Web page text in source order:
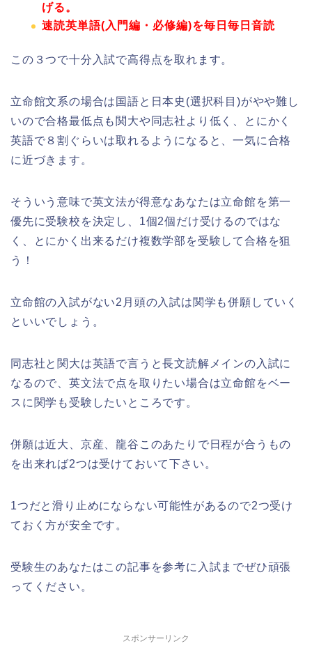
げる。
速読英単語(入門編・必修編)を毎日毎日音読
この３つで十分入試で高得点を取れます。
立命館文系の場合は国語と日本史(選択科目)がやや難し
いので合格最低点も関大や同志社より低く、とにかく
英語で８割ぐらいは取れるようになると、一気に合格
に近づきます。
そういう意味で英文法が得意なあなたは立命館を第一
優先に受験校を決定し、1個2個だけ受けるのではな
く、とにかく出来るだけ複数学部を受験して合格を狙
う！
立命館の入試がない2月頭の入試は関学も併願していく
といいでしょう。
同志社と関大は英語で言うと長文読解メインの入試に
なるので、英文法で点を取りたい場合は立命館をベー
スに関学も受験したいところです。
併願は近大、京産、龍谷このあたりで日程が合うもの
を出来れば2つは受けておいて下さい。
1つだと滑り止めにならない可能性があるので2つ受け
ておく方が安全です。
受験生のあなたはこの記事を参考に入試までぜひ頑張
ってください。
スポンサーリンク